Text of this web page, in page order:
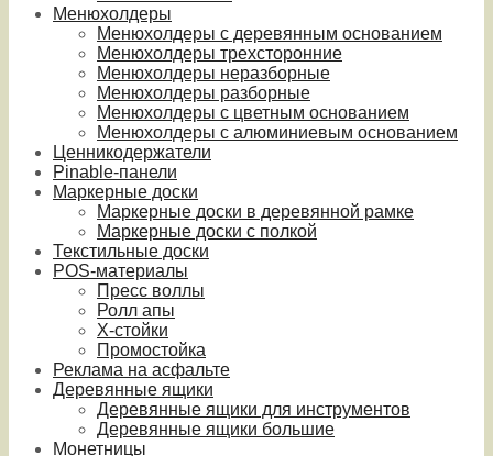
Менюхолдеры
Менюхолдеры с деревянным основанием
Менюхолдеры трехсторонние
Менюхолдеры неразборные
Менюхолдеры разборные
Менюхолдеры с цветным основанием
Менюхолдеры с алюминиевым основанием
Ценникодержатели
Pinable-панели
Маркерные доски
Маркерные доски в деревянной рамке
Маркерные доски с полкой
Текстильные доски
POS-материалы
Пресс воллы
Ролл апы
Х-стойки
Промостойка
Реклама на асфальте
Деревянные ящики
Деревянные ящики для инструментов
Деревянные ящики большие
Монетницы